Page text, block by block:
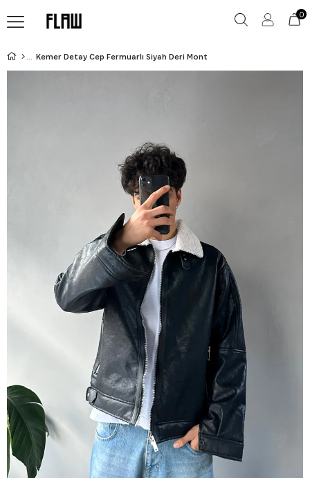
0
Kemer Detay Cep Fermuarlı Siyah Deri Mont